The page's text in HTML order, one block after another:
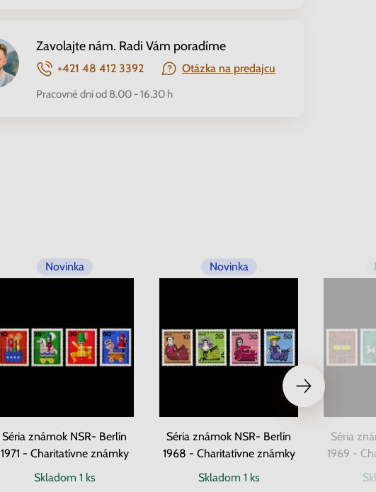
Zavolajte nám. Radi Vám poradíme
+421 48 412 3392 Otázka na predajcu
Pracovné dni od 8.00 - 16.30 h
Novinka
Séria známok NSR- Berlín
1971 - Charitatívne známky
Skladom 1 ks
Novinka
Séria známok NSR- Berlín
1968 - Charitatívne známky
Skladom 1 ks
Séria
1969 -